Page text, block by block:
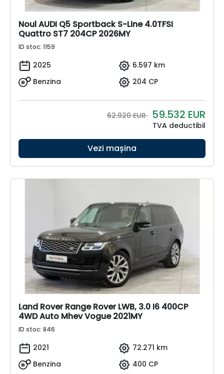
Noul AUDI Q5 Sportback S-Line 4.0TFSI
Quattro ST7 204CP 2026MY
ID stoc: 1159
2025
6.597 km
Benzina
204 CP
62.920 EUR 59.532 EUR
TVA deductibil
Vezi mașina
Land Rover Range Rover LWB, 3.0 I6 400CP
4WD Auto Mhev Vogue 2021MY
ID stoc: 846
2021
72.271 km
Benzina
400 CP